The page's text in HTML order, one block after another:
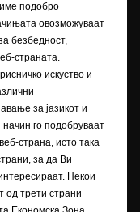
Opel дилери
понуда
подобро
овозможуваат
безбедност,
страната.
искуство и
за јазикот и
го подобруваат
страна, исто така
за да Ви
Некои
од трети страни